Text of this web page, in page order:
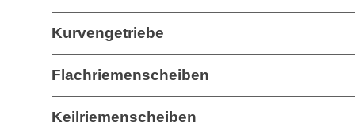
Kurvengetriebe
Flachriemenscheiben
Keilriemenscheiben